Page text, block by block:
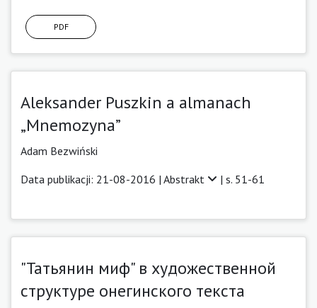
PDF
Aleksander Puszkin a almanach
„Mnemozyna”
Adam Bezwiński
Data publikacji: 21-08-2016 | Abstrakt | s. 51-61
"Татьянин миф" в художественной
структуре онегинского текста